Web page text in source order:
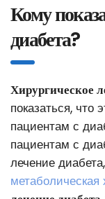
Кому
диабета?
Хирургическое
показаться, что
пациентам с
пациентам с
лечение
метаболическая